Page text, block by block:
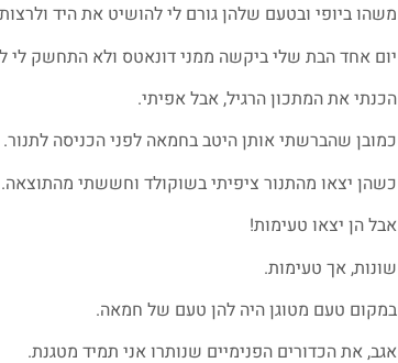
משהו ביופי ובטעם שלהן גורם לי להושיט את היד
יום אחד הבת שלי ביקשה ממני דונאטס ולא התחשק לי
הכנתי את המתכון הרגיל, אבל אפיתי.
כמובן שהברשתי אותן היטב בחמאה לפני הכניסה לתנור.
כשהן יצאו מהתנור ציפיתי בשוקולד וחששתי מהתוצאה.
אבל הן יצאו טעימות!
שונות, אך טעימות.
במקום טעם מטוגן היה להן טעם של חמאה.
אגב, את הכדורים הפנימיים שנותרו אני תמיד מטגנת.